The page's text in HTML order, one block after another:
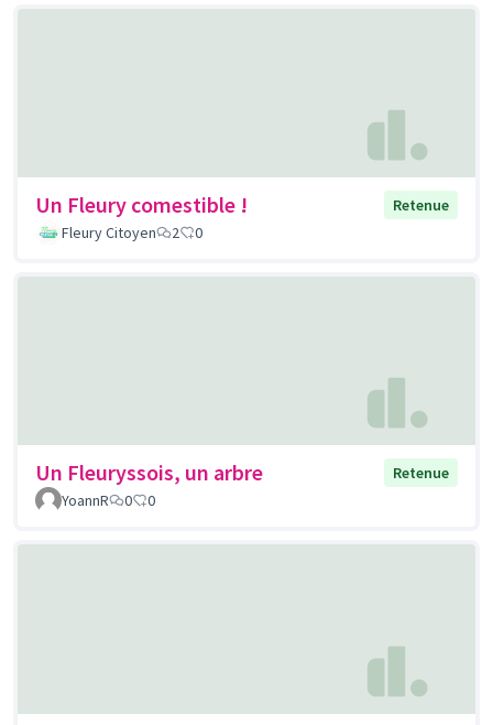
Un Fleury comestible !
Retenue
Fleury Citoyen
2 0
Un Fleuryssois, un arbre
Retenue
YoannR
0 0